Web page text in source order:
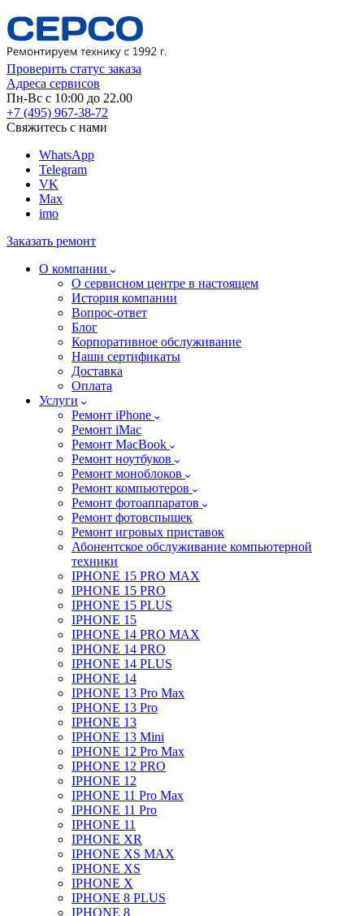
Проверить статус заказа
Адреса сервисов
Пн-Вс с 10:00 до 22.00
+7 (495) 967-38-72
Свяжитесь с нами
WhatsApp
Telegram
VK
Max
imo
Заказать ремонт
О компании
О сервисном центре в настоящем
История компании
Вопрос-ответ
Блог
Корпоративное обслуживание
Наши сертификаты
Доставка
Оплата
Услуги
Ремонт iPhone
Ремонт iMac
Ремонт MacBook
Ремонт ноутбуков
Ремонт моноблоков
Ремонт компьютеров
Ремонт фотоаппаратов
Ремонт фотовспышек
Ремонт игровых приставок
Абонентское обслуживание компьютерной
техники
IPHONE 15 PRO MAX
IPHONE 15 PRO
IPHONE 15 PLUS
IPHONE 15
IPHONE 14 PRO MAX
IPHONE 14 PRO
IPHONE 14 PLUS
IPHONE 14
IPHONE 13 Pro Max
IPHONE 13 Pro
IPHONE 13
IPHONE 13 Mini
IPHONE 12 Pro Max
IPHONE 12 PRO
IPHONE 12
IPHONE 11 Pro Max
IPHONE 11 Pro
IPHONE 11
IPHONE XR
IPHONE XS MAX
IPHONE XS
IPHONE X
IPHONE 8 PLUS
IPHONE 8